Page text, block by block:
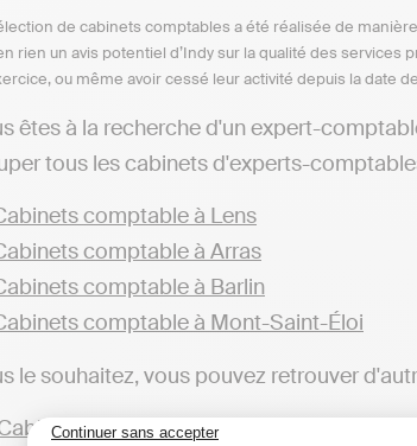
Continuer sans accepter
de cabinets comptables a été réalisée de
rien un avis potentiel d’Indy sur la qualité des
ou même avoir cessé leur activité depuis la date
êtes à la recherche d'un expert-
tous les cabinets d'experts-
comptable à Lens
comptable à Arras
comptable à Barlin
comptable à Mont-Saint-Éloi
le souhaitez, vous pouvez retrouver
comptable dans le Pas-de-Calais